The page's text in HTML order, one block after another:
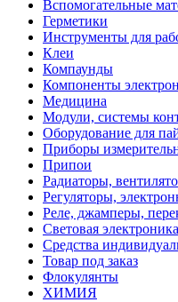
Вспомогательные
Герметики
Инструменты для
Клеи
Компаунды
Компоненты
Медицина
Модули, системы
Оборудование для
Приборы
Припои
Радиаторы,
Регуляторы,
Реле, джамперы,
Световая электроника
Средства
Товар под заказ
Флокулянты
ХИМИЯ